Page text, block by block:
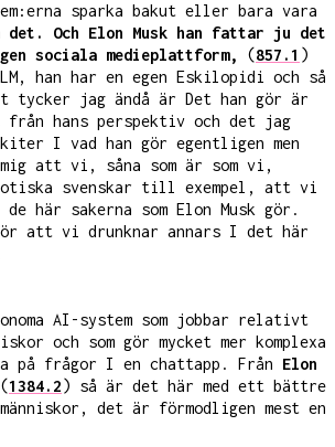
sparka bakut eller bara vara
det. Och Elon Musk han fattar ju det
sociala medieplattform,
(857.1 )
han har en egen Eskilopidi och så
tycker jag ändå är Det han gör är
hans perspektiv och det jag
I vad han gör egentligen men
att vi, såna som är som vi,
svenskar till exempel, att vi
här sakerna som Elon Musk gör.
att vi drunknar annars I det här
AI-system som jobbar relativt
och som gör mycket mer komplexa
på frågor I en chattapp. Från Elon
(1384.2) så är det här med ett bättre
det är förmodligen mest en